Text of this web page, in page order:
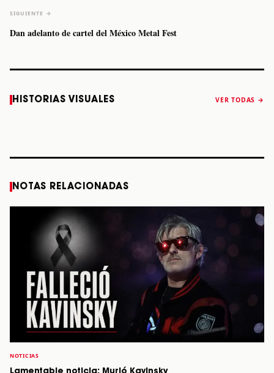
SIGUIENTE →
Dan adelanto de cartel del México Metal Fest
HISTORIAS VISUALES VER TODAS →
Caifanes regresa
a Monterrey el
Fallece Felipe
Staiti, guitarrista
anuncia “Reality
NOTAS RELACIONADAS
NOTICIAS